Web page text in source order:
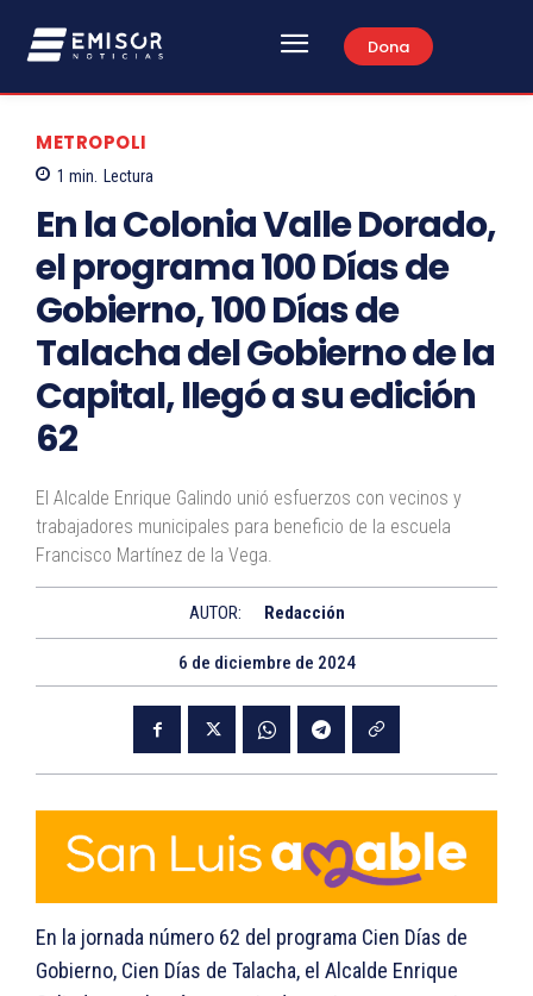
Dona
METROPOLI
1 min. Lectura
En la Colonia Valle Dorado,
el programa 100 Días de
Gobierno, 100 Días de
Talacha del Gobierno de la
Capital, llegó a su edición
62
El Alcalde Enrique Galindo unió esfuerzos con vecinos y
trabajadores municipales para beneficio de la escuela
Francisco Martínez de la Vega.
AUTOR: Redacción
6 de diciembre de 2024
En la jornada número 62 del programa Cien Días de
Gobierno, Cien Días de Talacha, el Alcalde Enrique